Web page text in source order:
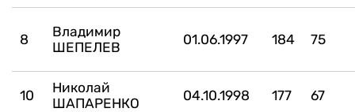
8
Владимир
ШЕПЕЛЕВ
01.06.1997 184 75
10
Николай
ШАПАРЕНКО
04.10.1998 177 67